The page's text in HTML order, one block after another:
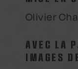
Olivier
AVEC LA
IMAGES